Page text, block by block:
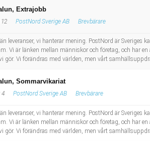
Extrajobb
PostNord Sverige AB Brevbärare
leveranser, vi hanterar mening. PostNord är Sveriges
Vi är länken mellan människor och företag, och har
gör. Vi förändras med världen, men vårt
Sommarvikariat
4 PostNord Sverige AB Brevbärare
leveranser, vi hanterar mening. PostNord är Sveriges
Vi är länken mellan människor och företag, och har
gör. Vi förändras med världen, men vårt